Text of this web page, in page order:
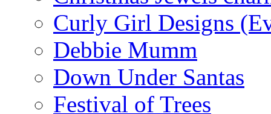
Curly Girl Designs
Debbie Mumm
Down Under Santas
Festival of Trees